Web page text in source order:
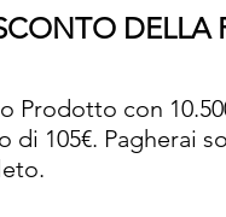
DELLA
Prodotto con
di 105€. Pagherai